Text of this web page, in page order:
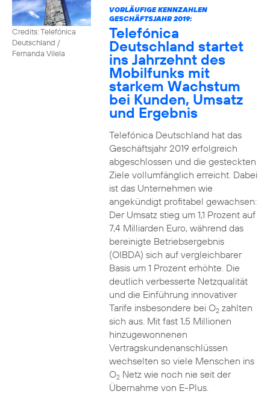
Credits: Telefónica
Deutschland /
Fernanda Vilela
VORLÄUFIGE KENNZAHLEN
GESCHÄFTSJAHR 2019:
Telefónica
Deutschland startet
ins Jahrzehnt des
Mobilfunks mit
starkem Wachstum
bei Kunden, Umsatz
und Ergebnis
Telefónica Deutschland hat das
Geschäftsjahr 2019 erfolgreich
abgeschlossen und die gesteckten
Ziele vollumfänglich erreicht. Dabei
ist das Unternehmen wie
angekündigt profitabel gewachsen:
Der Umsatz stieg um 1,1 Prozent auf
7,4 Milliarden Euro, während das
bereinigte Betriebsergebnis
(OIBDA) sich auf vergleichbarer
Basis um 1 Prozent erhöhte. Die
deutlich verbesserte Netzqualität
und die Einführung innovativer
Tarife insbesondere bei O2zahlten
sich aus. Mit fast 1,5 Millionen
hinzugewonnenen
Vertragskundenanschlüssen
wechselten so viele Menschen ins
O2Netz wie noch nie seit der
Übernahme von E-Plus.